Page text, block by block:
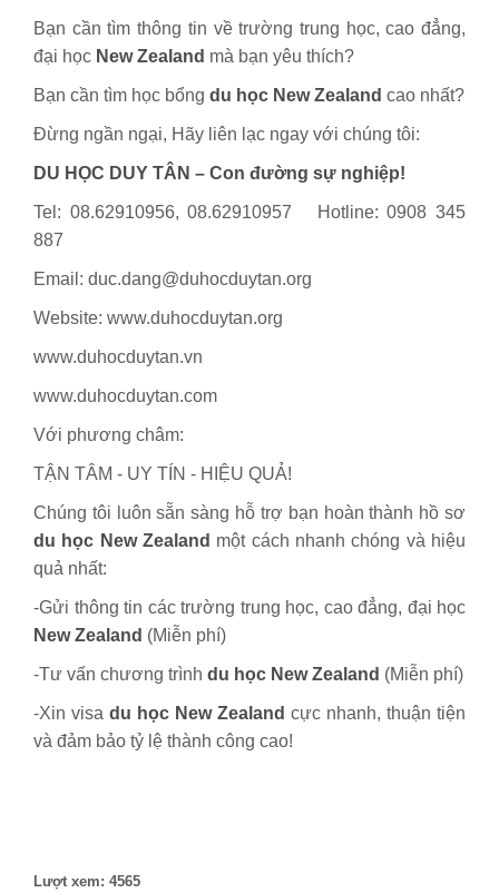
Bạn cần tìm thông tin về trường trung học, cao đẳng,
đại học New Zealand mà bạn yêu thích?
Bạn cần tìm học bổng du học New Zealand cao nhất?
Đừng ngần ngại, Hãy liên lạc ngay với chúng tôi:
DU HỌC DUY TÂN – Con đường sự nghiệp!
Tel: 08.62910956, 08.62910957 Hotline: 0908 345
887
Email: duc.dang@duhocduytan.org
Website: www.duhocduytan.org
www.duhocduytan.vn
www.duhocduytan.com
Với phương châm:
TẬN TÂM - UY TÍN - HIỆU QUẢ!
Chúng tôi luôn sẵn sàng hỗ trợ bạn hoàn thành hồ sơ
du học New Zealand một cách nhanh chóng và hiệu
quả nhất:
-Gửi thông tin các trường trung học, cao đẳng, đại học
New Zealand (Miễn phí)
-Tư vấn chương trình du học New Zealand (Miễn phí)
-Xin visa du học New Zealand cực nhanh, thuận tiện
và đảm bảo tỷ lệ thành công cao!
Lượt xem: 4565